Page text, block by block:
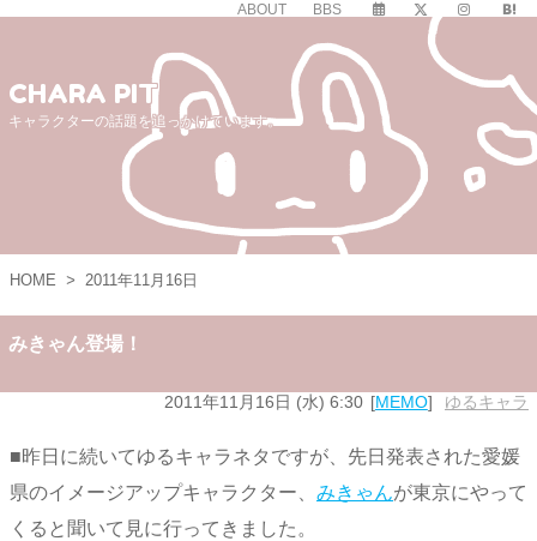
ABOUT BBS
CHARA PIT
キャラクターの話題を追っかけています。
HOME > 2011年11月16日
みきゃん登場！
2011年11月16日 (水) 6:30 MEMO ゆるキャラ
■昨日に続いてゆるキャラネタですが、先日発表された愛媛
県のイメージアップキャラクター、 みきゃんが東京にやって
くると聞いて見に行ってきました。